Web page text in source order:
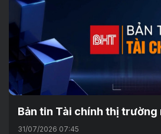
Bản tin Tài chính thị trường
31/07/2026 07:45